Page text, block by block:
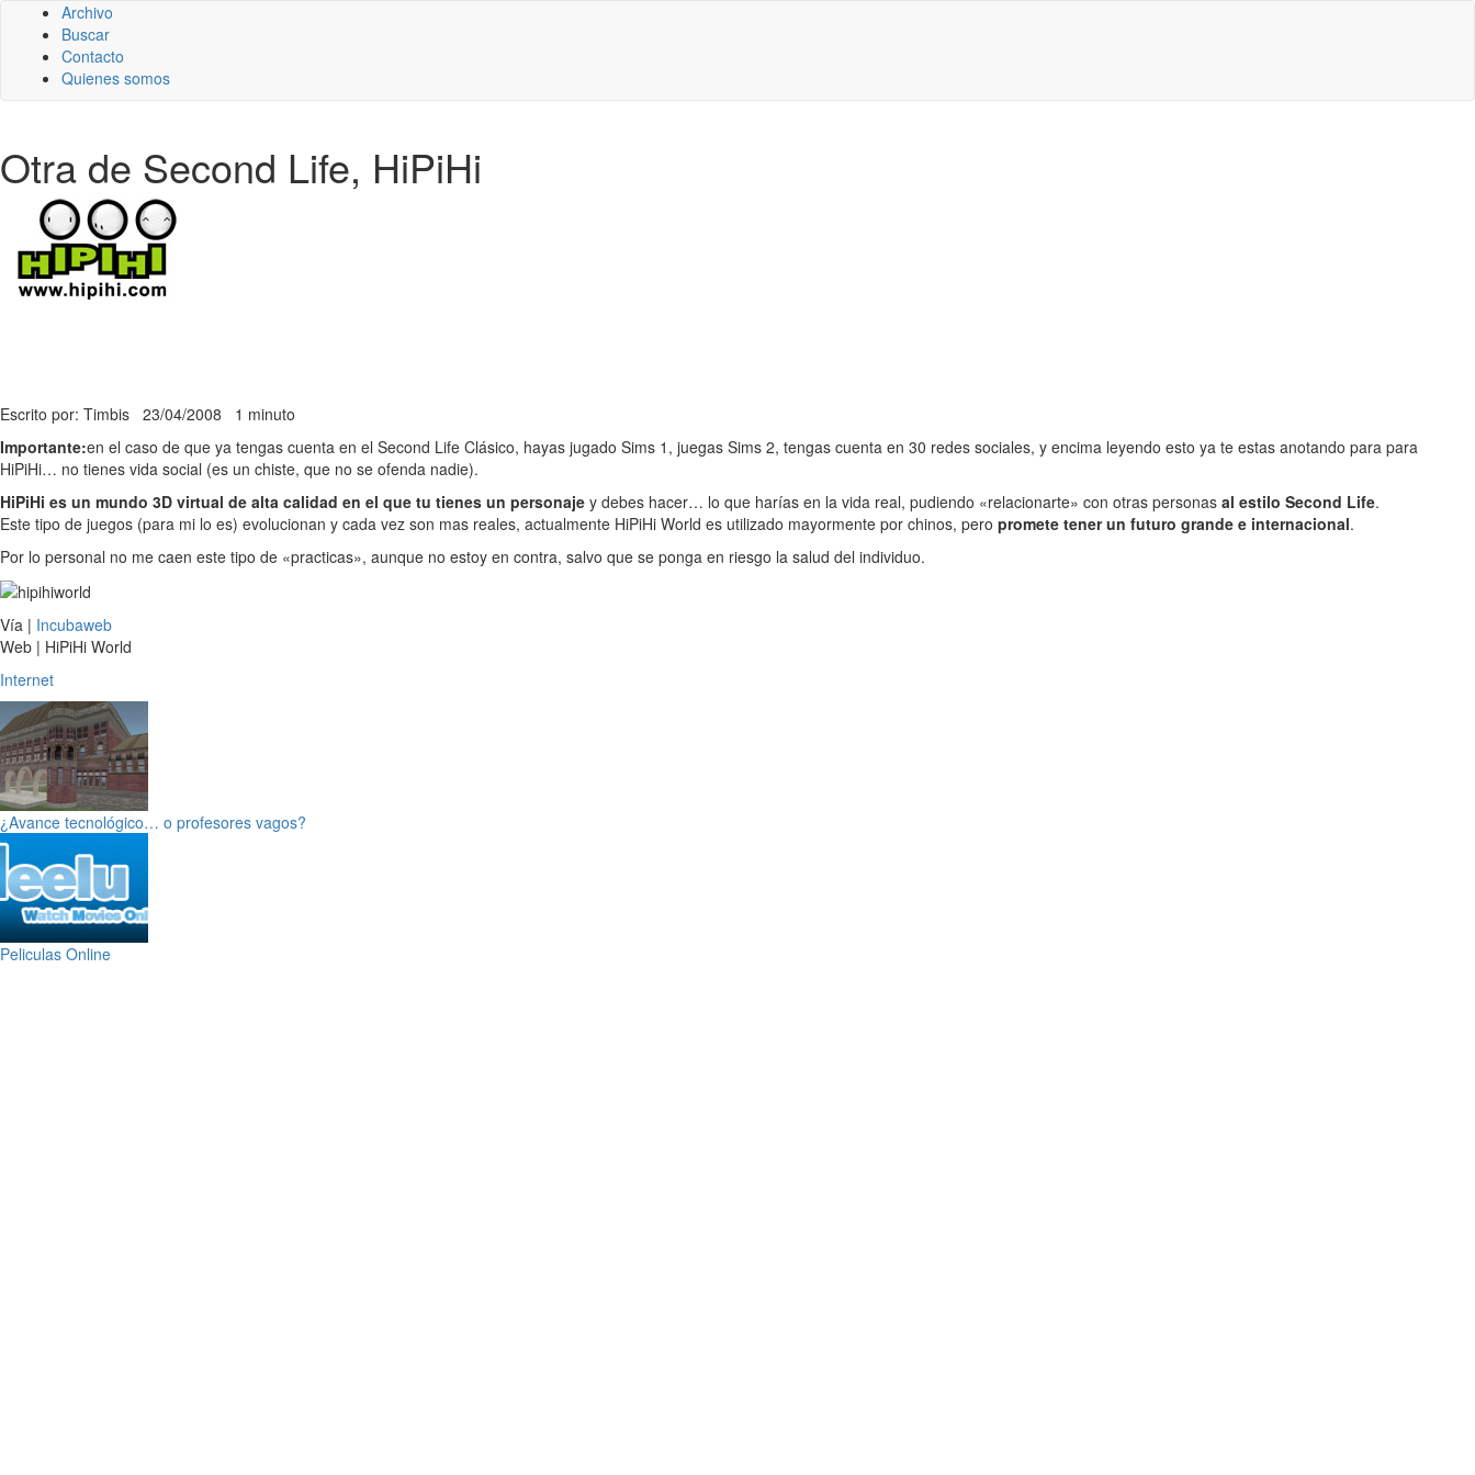
Archivo
Buscar
Contacto
Quienes somos
Otra de Second Life, HiPiHi
Escrito por: Timbis 23/04/2008 1 minuto
Importante:en el caso de que ya tengas cuenta en el Second Life Clásico, hayas jugado Sims 1, juegas Sims 2, tengas cuenta en 30 redes sociales, y encima leyendo esto ya te estas anotando para para
HiPiHi… no tienes vida social (es un chiste, que no se ofenda nadie).
HiPiHi es un mundo 3D virtual de alta calidad en el que tu tienes un personaje y debes hacer… lo que harías en la vida real, pudiendo «relacionarte» con otras personas al estilo Second Life.
Este tipo de juegos (para mi lo es) evolucionan y cada vez son mas reales, actualmente HiPiHi World es utilizado mayormente por chinos, pero promete tener un futuro grande e internacional.
Por lo personal no me caen este tipo de «practicas», aunque no estoy en contra, salvo que se ponga en riesgo la salud del individuo.
Vía | Incubaweb
Web | HiPiHi World
Internet
¿Avance tecnológico… o profesores vagos?
Peliculas Online